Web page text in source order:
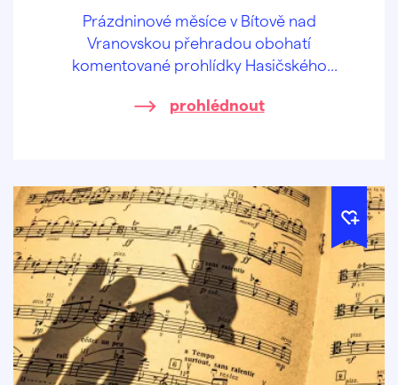
Prázdninové měsíce v Bítově nad
Vranovskou přehradou obohatí
komentované prohlídky Hasičského
prohlédnout